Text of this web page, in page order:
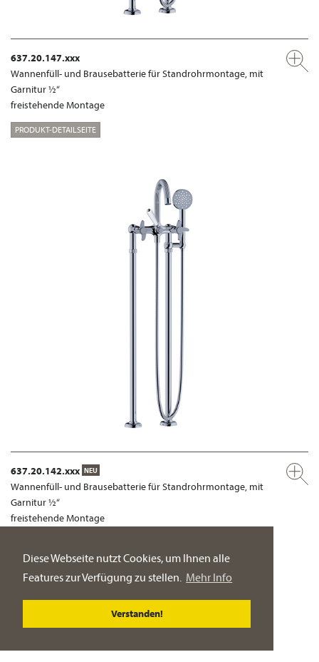
Diese Webseite nutzt Cookies, um Ihnen alle
Features zur Verfügung zu stellen. Mehr Info
Verstanden!
637.20.147.xxx
Wannenfüll- und Brausebatterie für Standrohrmontage, mit
Garnitur ½“
freistehende Montage
PRODUKT-DETAILSEITE
637.20.142.xxx NEU
Wannenfüll- und Brausebatterie für Standrohrmontage, mit
Garnitur ½“
freistehende Montage